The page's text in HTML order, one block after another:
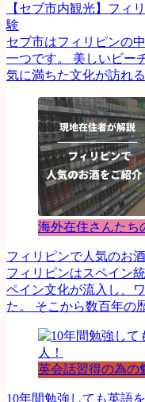
【セブ市内観光】フィ
験
セブ市はフィリピンの
一つです。 美しいビー
気に満ちた文化が訪れ
海外在住さんたち
フィリピンで人気のお
フィリピンはスペイン
ペイン文化が流入し、
た。 そこから数百年の
英会話習得の為の
10年間勉強しても英語